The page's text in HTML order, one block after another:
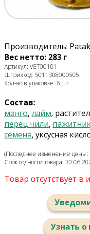
Производитель:
Вес нетто: 283 г
Артикул: VET00101
Штрихкод: 5011308000505
Кол-во в упаковке: 6 шт.
Состав:
манго, лайм,
перец чили,
семена, уксусная
(Последнее изменение цены:
Срок годности товара:
Товар отсутствует в
Узнать о